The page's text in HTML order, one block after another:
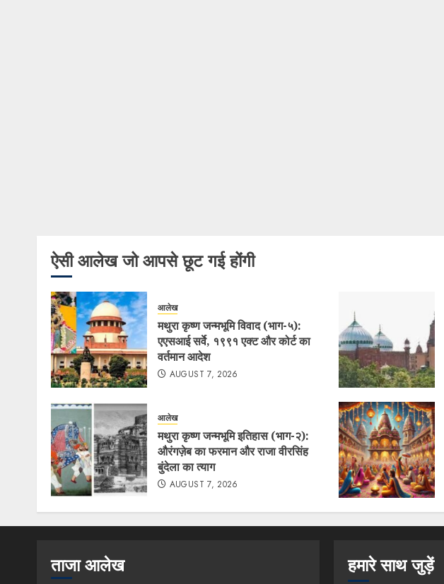
ऐसी आलेख जो आपसे छूट गई होंगी
आलेख
मथुरा कृष्ण जन्मभूमि विवाद (भाग-५):
एएसआई सर्वे, १९९१ एक्ट और कोर्ट का
वर्तमान आदेश
AUGUST 7, 2026
आलेख
मथुरा कृष्ण जन्मभूमि इतिहास (भाग-२):
औरंगज़ेब का फरमान और राजा वीरसिंह
बुंदेला का त्याग
AUGUST 7, 2026
ताजा आलेख हमारे साथ जुड़ें